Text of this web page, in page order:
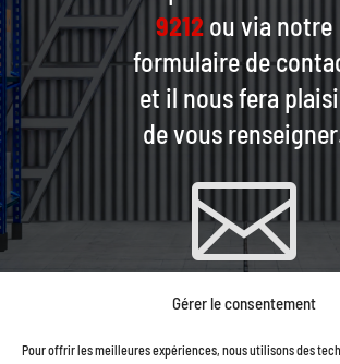
Gérer le consentement
Pour offrir les meilleures expériences, nous utilisons des
9212ou via notre
formulaire de
et il nous fera
de vous
